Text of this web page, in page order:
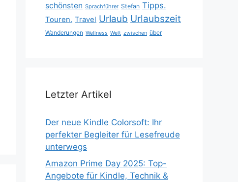
schönsten Sprachführer Stefan Tipps.
Touren. Travel Urlaub Urlaubszeit
Wanderungen Wellness Welt zwischen über
Letzter Artikel
Der neue Kindle Colorsoft: Ihr
perfekter Begleiter für Lesefreude
unterwegs
Amazon Prime Day 2025: Top-
Angebote für Kindle, Technik &